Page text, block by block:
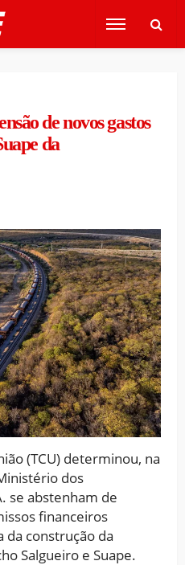
de novos gastos
da
(TCU) determinou, na
dos
se abstenham de
financeiros
da construção da
Salgueiro e Suape.